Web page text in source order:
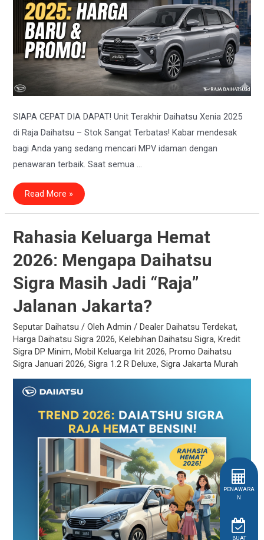
SIAPA CEPAT DIA DAPAT! Unit Terakhir Daihatsu Xenia 2025
di Raja Daihatsu – Stok Sangat Terbatas! ​Kabar mendesak
bagi Anda yang sedang mencari MPV idaman dengan
penawaran terbaik. Saat semua …
Sisa
Stok
Xenia
2025
Buruan
Rebut
Kehabisan
Read More »
Rahasia Keluarga Hemat
2026: Mengapa Daihatsu
Sigra Masih Jadi “Raja”
Jalanan Jakarta?
Seputar Daihatsu / OlehAdmin /Dealer Daihatsu Terdekat,
Harga Daihatsu Sigra 2026,Kelebihan Daihatsu Sigra,Kredit
Sigra DP Minim,Mobil Keluarga Irit 2026,Promo Daihatsu
Sigra Januari 2026,Sigra 1.2 R Deluxe,Sigra Jakarta Murah
PENAWARA
N
BUAT